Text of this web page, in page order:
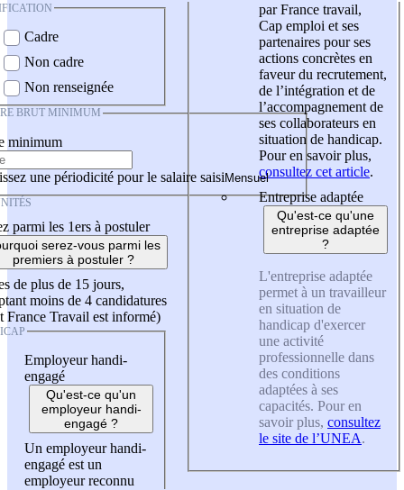
Cadre
Non cadre
Non renseignée
BRUT MINIMUM
minimum
une périodicité pour le salaire saisi
parmi les 1ers à postuler
serez-vous parmi les
premiers à postuler ?
de plus de 15 jours,
moins de 4 candidatures
France Travail est informé)
Employeur handi-
engagé
Qu'est-ce qu'un
employeur handi-
engagé ?
Un employeur handi-
engagé est un
employeur reconnu
par France travail,
Cap emploi et ses
partenaires pour ses
actions concrètes en
faveur du recrutement,
de l’intégration et de
l’accompagnement de
ses collaborateurs en
situation de handicap.
Pour en savoir plus,
consultez cet article.
Entreprise adaptée
Qu'est-ce qu'une
entreprise adaptée
?
L'entreprise adaptée
permet à un travailleur
en situation de
handicap d'exercer
une activité
professionnelle dans
des conditions
adaptées à ses
capacités. Pour en
savoir plus, consultez
le site de l’UNEA.